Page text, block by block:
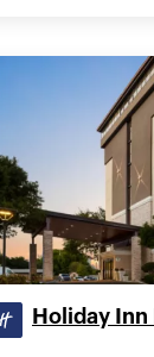
Holiday Inn